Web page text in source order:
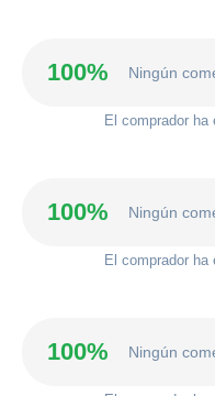
100% Ningún
El comprador ha
100% Ningún
El comprador ha
100% Ningún